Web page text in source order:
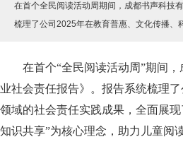
在首个全民阅读活动周期间，成都书声科技
梳理了公司2025年在教育普惠、文化传播、
在首个“全民阅读活动周”期间
业社会责任报告》。报告系统梳理
领域的社会责任实践成果，全面展
知识共享”为核心理念，助力儿童阅